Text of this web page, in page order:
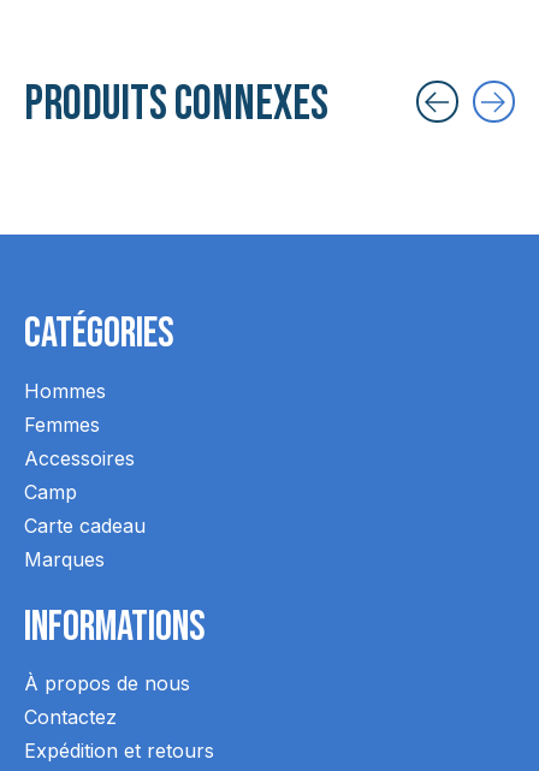
Produits connexes
Catégories
Hommes
Femmes
Accessoires
Camp
Carte cadeau
Marques
Informations
À propos de nous
Contactez
Expédition et retours